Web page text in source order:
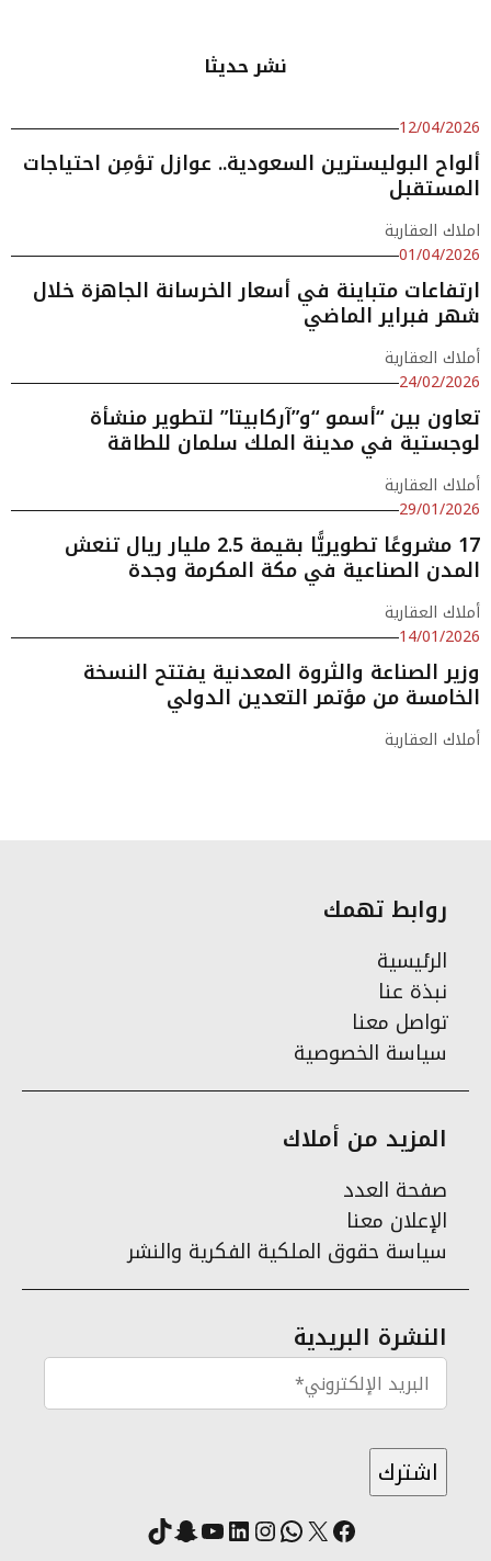
نشر حديثا
12/04/2026
ألواح البوليسترين السعودية.. عوازل تؤمِن احتياجات
المستقبل
املاك العقارية
01/04/2026
ارتفاعات متباينة في أسعار الخرسانة الجاهزة خلال
شهر فبراير الماضي
أملاك العقارية
24/02/2026
تعاون بين “أسمو “و”آركابيتا” لتطوير منشأة
لوجستية في مدينة الملك سلمان للطاقة
أملاك العقارية
29/01/2026
17 مشروعًا تطويريًّا بقيمة 2.5 مليار ريال تنعش
المدن الصناعية في مكة المكرمة وجدة
أملاك العقارية
14/01/2026
وزير الصناعة والثروة المعدنية يفتتح النسخة
الخامسة من مؤتمر التعدين الدولي
أملاك العقارية
روابط تهمك
الرئيسية
نبذة عنا
تواصل معنا
سياسة الخصوصية
المزيد من أملاك
صفحة العدد
الإعلان معنا
سياسة حقوق الملكية الفكرية والنشر
النشرة البريدية
فيسبوك
X واتساب
انستقرام
لينكد إنيوتيوب
سناب شات
تيك توك